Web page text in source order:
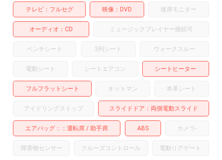
テレビ フルセグ 映像 DVD 後席モニター
オーディオ CD ミュージックプレイヤー接続可
ベンチシート 3列シート ウォークスルー
電動シート シートエアコン シートヒーター
フルフラットシート オットマン 本革シート
アイドリングストップ スライドドア 両側電動スライド
エアバッグ： 運転席 助手席 ABS カメラ-
障害物センサー クルーズコントロール 電動リアゲート